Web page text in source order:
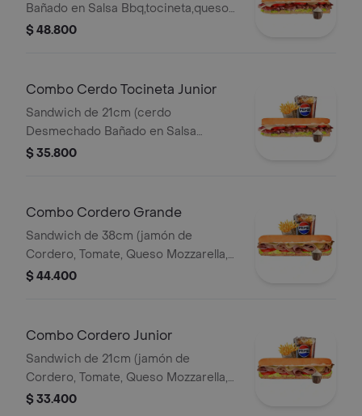
Bañado en Salsa Bbq,tocineta,queso
Mozzarella,tomate,lechuga y Salsa de
$ 48.800
Combo Cerdo Tocineta Junior
Sandwich de 21cm (cerdo
Desmechado Bañado en Salsa
Bbq,tocineta,queso
$ 35.800
Combo Cordero Grande
Sandwich de 38cm (jamón de
Cordero, Tomate, Queso Mozzarella,
Lechuga y Salsa de Ajo) Papa
$ 44.400
Combo Cordero Junior
Sandwich de 21cm (jamón de
Cordero, Tomate, Queso Mozzarella,
Lechuga y Salsa de Ajo) Papa
$ 33.400